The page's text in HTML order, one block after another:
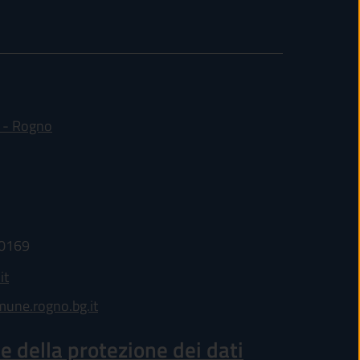
Rogno
della protezione dei dati